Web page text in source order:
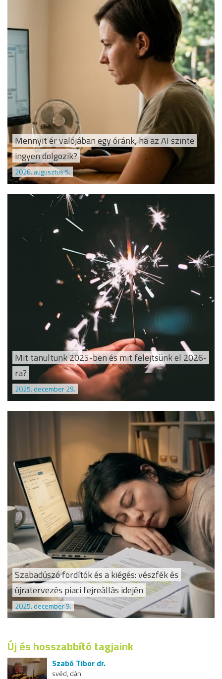
Mennyit ér valójában egy óránk, ha az AI szinte
ingyen dolgozik?
2026. augusztus 5.
Mit tanultunk 2025-ben és mit felejtsünk el 2026-
ra?
2025. december 29.
Szabadúszó fordítók és a kiégés: vészfék és
újratervezés piaci fejreállás idején
2025. december 9.
Új és hosszabbító tagjaink
Szabó Tibor dr.
svéd, dán